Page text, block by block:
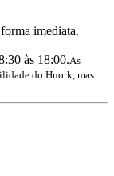
imediata.
às 18:00.As
do Huork, mas